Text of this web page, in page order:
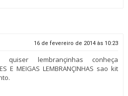
16 de fevereiro de 2014 às 10:23
quiser lembrançinhas conheça
E MEIGAS LEMBRANÇINHAS sao kit